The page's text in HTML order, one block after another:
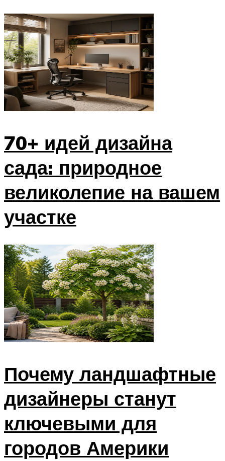
70+ идей дизайна
сада: природное
великолепие на вашем
участке
Почему ландшафтные
дизайнеры станут
ключевыми для
городов Америки